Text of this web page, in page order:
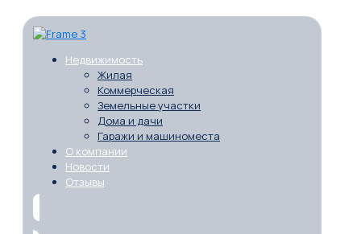
Недвижимость
Жилая
Коммерческая
Земельные участки
Дома и дачи
Гаражи и машиноместа
О компании
Новости
Отзывы